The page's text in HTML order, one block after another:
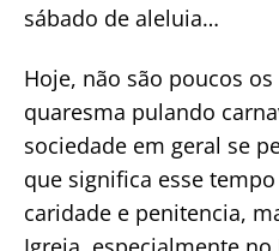
sábado de aleluia…
Hoje, não são poucos
quaresma pulando
sociedade em geral se
que significa esse
caridade e penitencia,